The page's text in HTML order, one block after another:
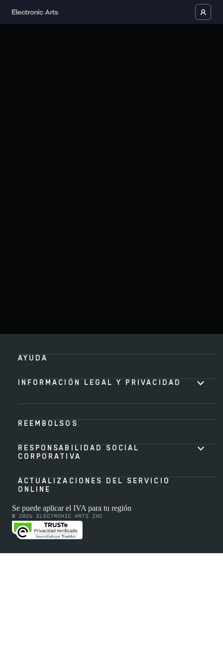
AYUDA
INFORMACIÓN LEGAL Y PRIVACIDAD
REEMBOLSOS
RESPONSABILIDAD SOCIAL
CORPORATIVA
ACTUALIZACIONES DEL SERVICIO
ONLINE
Se puede aplicar el IVA para tu región
© 2026 Electronic Arts Inc.